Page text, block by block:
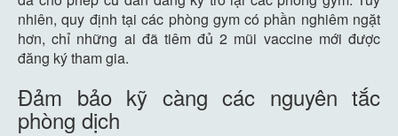
nhiên, quy định tại các phòng gym có phần nghiêm ngặt
hơn, chỉ những ai đã tiêm đủ 2 mũi vaccine mới được
đăng ký tham gia.
Đảm bảo kỹ càng các nguyên tắc
phòng dịch